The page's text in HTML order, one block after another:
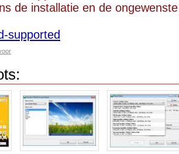
de installatie en de
supported